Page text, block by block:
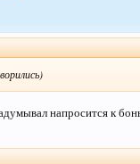
напросится к